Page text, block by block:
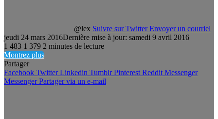
@lex Suivre sur Twitter Envoyer un courriel
jeudi 24 mars 2016Dernière mise à jour: samedi 9 avril 2016
1 483 1 379 2 minutes de lecture
Montrez plus
Partager
Facebook Twitter Linkedin Tumblr Pinterest Reddit Messenger
Messenger Partager via un e-mail